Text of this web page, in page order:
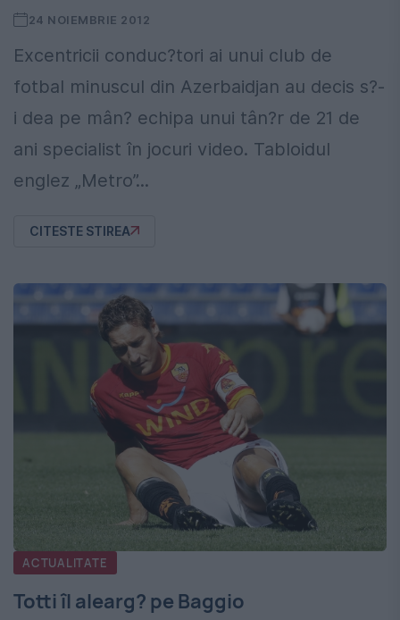
24 NOIEMBRIE 2012
Excentricii conduc?tori ai unui club de
fotbal minuscul din Azerbaidjan au decis s?-
i dea pe mân? echipa unui tân?r de 21 de
ani specialist în jocuri video. Tabloidul
englez „Metro”...
CITESTE STIREA
ACTUALITATE
Totti îl alearg? pe Baggio